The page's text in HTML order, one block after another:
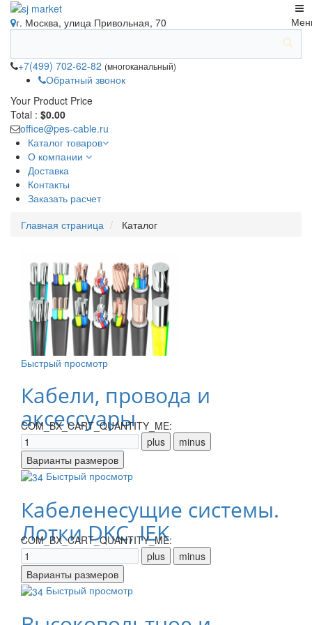
г. Москва, улица Привольная, 70
+7(499) 702-62-82 (многоканальный)
Обратный звонок
Your Product Price
Total : $0.00
office@pes-cable.ru
Каталог товаров
О компании
Доставка
Контакты
Заказать расчет
Главная страница Каталог
Быстрый просмотр
Кабели, провода и
аксессуары
COM_BX_CART_QUANTITY_ME:
Быстрый просмотр
Кабеленесущие системы.
Лотки DKC, IEK
COM_BX_CART_QUANTITY_ME:
Быстрый просмотр